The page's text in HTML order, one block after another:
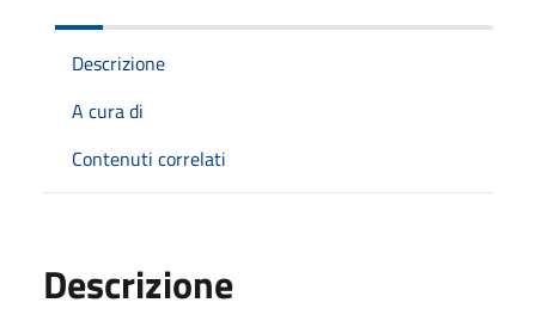
Descrizione
A cura di
Contenuti correlati
Descrizione